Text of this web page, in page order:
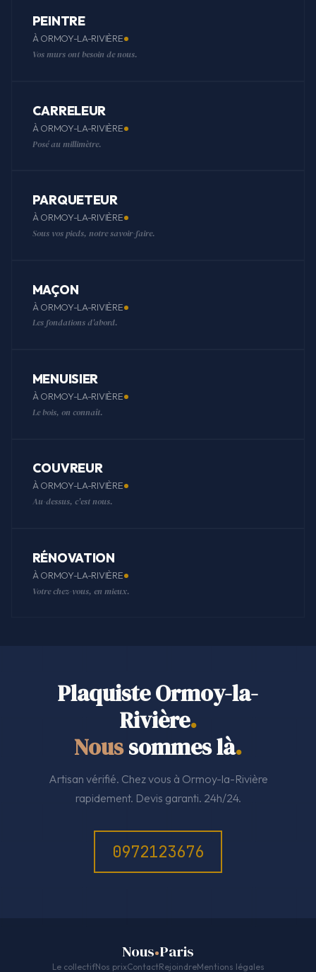
PEINTRE
À ORMOY-LA-RIVIÈRE
Vos murs ont besoin de nous.
CARRELEUR
À ORMOY-LA-RIVIÈRE
Posé au millimètre.
PARQUETEUR
À ORMOY-LA-RIVIÈRE
Sous vos pieds, notre savoir-faire.
MAÇON
À ORMOY-LA-RIVIÈRE
Les fondations d'abord.
MENUISIER
À ORMOY-LA-RIVIÈRE
Le bois, on connaît.
COUVREUR
À ORMOY-LA-RIVIÈRE
Au-dessus, c'est nous.
RÉNOVATION
À ORMOY-LA-RIVIÈRE
Votre chez-vous, en mieux.
Plaquiste Ormoy-la-
Rivière.
Noussommes là.
Artisan vérifié. Chez vous à Ormoy-la-Rivière
rapidement. Devis garanti. 24h/24.
0972123676
Nous Paris
Le collectifNos prixContactRejoindreMentions légales